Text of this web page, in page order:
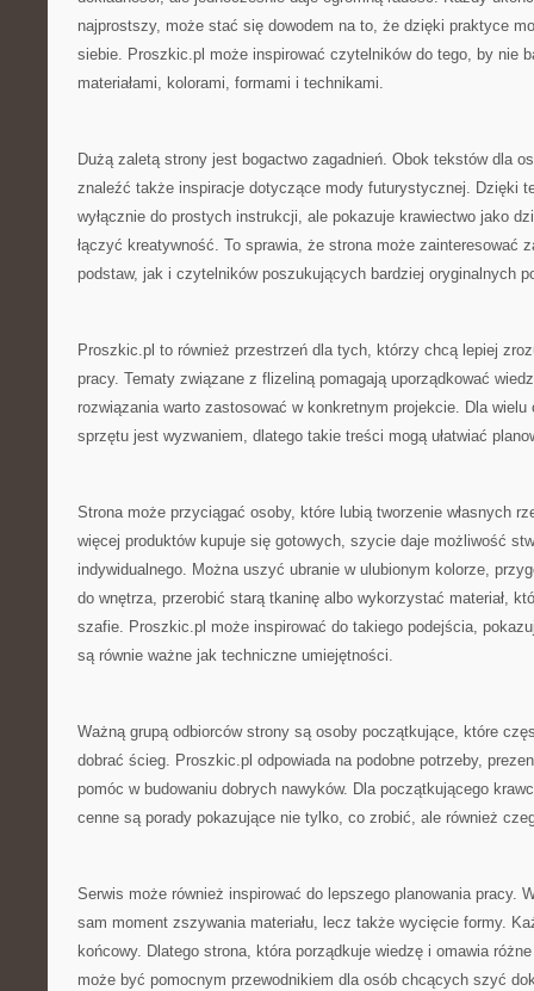
najprostszy, może stać się dowodem na to, że dzięki praktyce
siebie. Proszkic.pl może inspirować czytelników do tego, by nie
materiałami, kolorami, formami i technikami.
Dużą zaletą strony jest bogactwo zagadnień. Obok tekstów dla
znaleźć także inspiracje dotyczące mody futurystycznej. Dzięki
wyłącznie do prostych instrukcji, ale pokazuje krawiectwo jako
łączyć kreatywność. To sprawia, że strona może zainteresować
podstaw, jak i czytelników poszukujących bardziej oryginalnych
Proszkic.pl to również przestrzeń dla tych, którzy chcą lepiej
pracy. Tematy związane z flizeliną pomagają uporządkować
rozwiązania warto zastosować w konkretnym projekcie. Dla wielu
sprzętu jest wyzwaniem, dlatego takie treści mogą ułatwiać
Strona może przyciągać osoby, które lubią tworzenie własnych
więcej produktów kupuje się gotowych, szycie daje możliwość
indywidualnego. Można uszyć ubranie w ulubionym kolorze,
do wnętrza, przerobić starą tkaninę albo wykorzystać materiał,
szafie. Proszkic.pl może inspirować do takiego podejścia,
są równie ważne jak techniczne umiejętności.
Ważną grupą odbiorców strony są osoby początkujące, które
dobrać ścieg. Proszkic.pl odpowiada na podobne potrzeby,
pomóc w budowaniu dobrych nawyków. Dla początkującego
cenne są porady pokazujące nie tylko, co zrobić, ale również
Serwis może również inspirować do lepszego planowania pracy.
sam moment zszywania materiału, lecz także wycięcie formy.
końcowy. Dlatego strona, która porządkuje wiedzę i omawia
może być pomocnym przewodnikiem dla osób chcących szyć